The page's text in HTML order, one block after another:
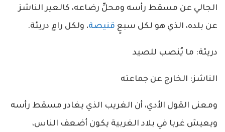
الجالي عن ‌مسقط ‌رأسه ومحلِّ رضاعه، كالعير الناشز
عن بلده، الذي هو لكل سبعٍ قنيصة، ولكل رامٍ دريئة.
دريئة: ما يُنصب للصيد
الناشز: الخارج عن جماعته
ومعنى القول الأدي، أن الغريب الذي يغادر مسقط رأسه
ويعيش غربا في بلاد الغربية يكون أضعف الناس،